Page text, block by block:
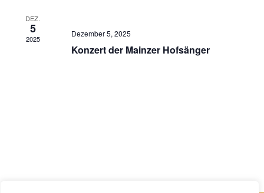
DEZ.
5
2025
Dezember 5, 2025
Konzert der Mainzer Hofsänger